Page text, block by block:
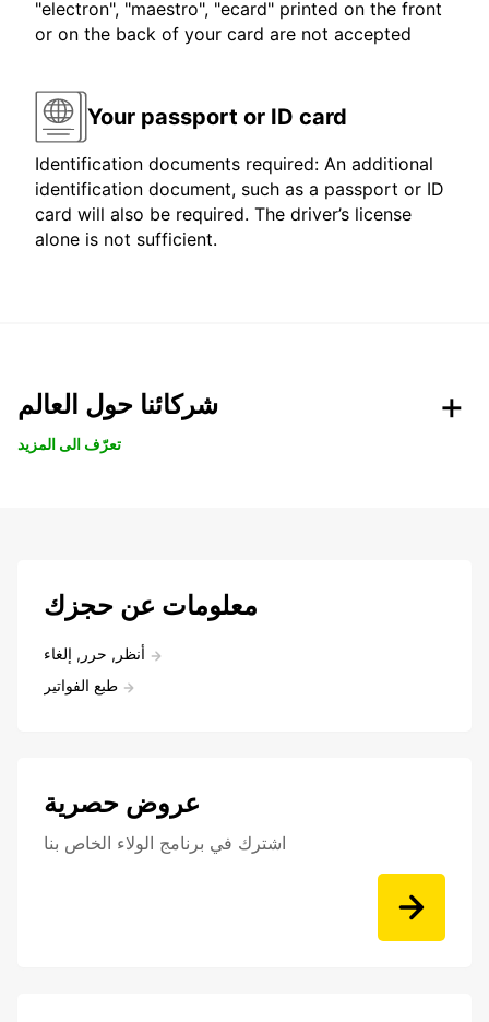
"electron", "maestro", "ecard" printed on the front
or on the back of your card are not accepted
Your passport or ID card
Identification documents required: An additional
identification document, such as a passport or ID
card will also be required. The driver’s license
alone is not sufficient.
شركائنا حول العالم
تعرّف الى المزيد
معلومات عن حجزك
أنظر, حرر, إلغاء
طبع الفواتير
عروض حصرية
اشترك في برنامج الولاء الخاص بنا